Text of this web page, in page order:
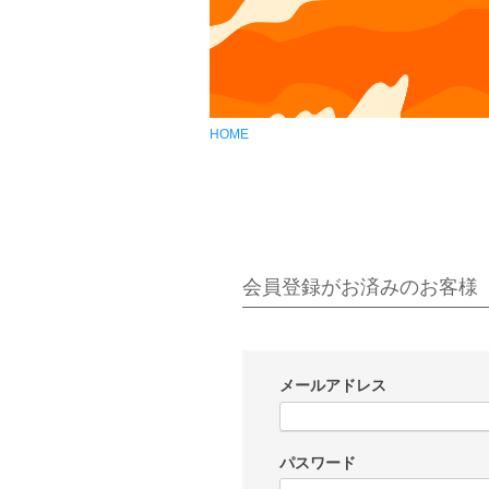
HOME
会員登録がお済みのお客様
メールアドレス
(
パスワード